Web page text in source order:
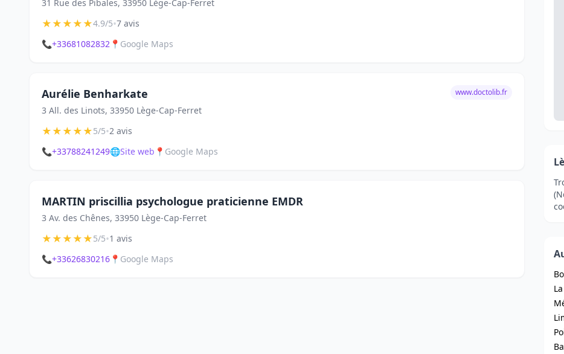
31 Rue des Pibales, 33950 Lège-Cap-Ferret
★★★★★4.9/5•7 avis
📞+33681082832 📍 Google Maps
Aurélie Benharkate
3 All. des Linots, 33950 Lège-Cap-Ferret
www.doctolib.fr
★★★★★5/5•2 avis
📞+33788241249🌐Site web 📍 Google Maps
MARTIN priscillia psychologue praticienne EMDR
3 Av. des Chênes, 33950 Lège-Cap-Ferret
★★★★★5/5•1 avis
📞+33626830216 📍 Google Maps